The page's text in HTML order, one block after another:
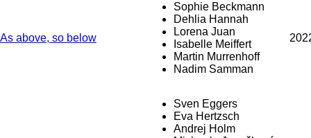
As above, so below
Sophie Beckmann
Dehlia Hannah
Lorena Juan
Isabelle Meiffert
Martin Murrenhoff
Nadim Samman
Sven Eggers
Eva Hertzsch
Andrej Holm